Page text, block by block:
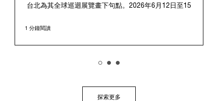
台北為其全球巡迴展覽畫下句點。2026年6月12日至15
區對公眾開放。這座擁有百年歷史的標誌性場地提供了
歷史敘事完美融合、相得益彰。
樹一幟的品牌底蘊，從1910年代初期作為義大利海軍指
術的神秘面紗，推出首個民用的Luminor系列，並完整呈
1 分鐘閱讀
探索更多